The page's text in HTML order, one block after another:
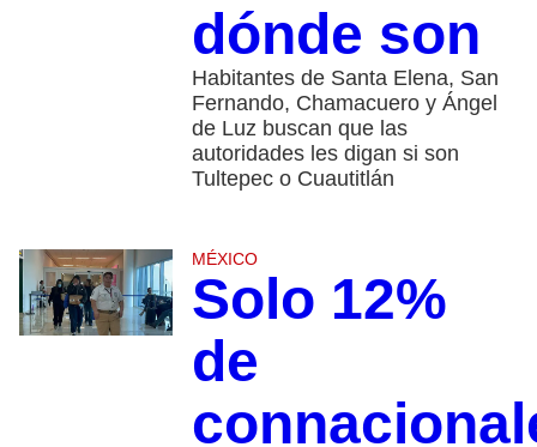
dónde son
Habitantes de Santa Elena, San
Fernando, Chamacuero y Ángel
de Luz buscan que las
autoridades les digan si son
Tultepec o Cuautitlán
MÉXICO
Solo 12%
de